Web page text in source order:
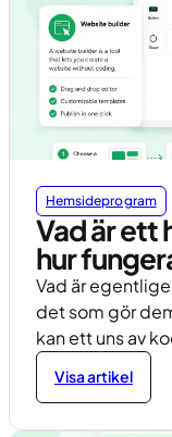
Hemsideprogram
Vad är ett
hur
Vad är
det som gör
kan ett uns av
Visa artikel